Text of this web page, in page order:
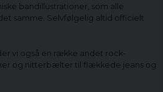
bandillustrationer, som alle
samme. Selvfølgelig altid officielt
vi også en række andet rock-
og nitterbælter til flækkede jeans og